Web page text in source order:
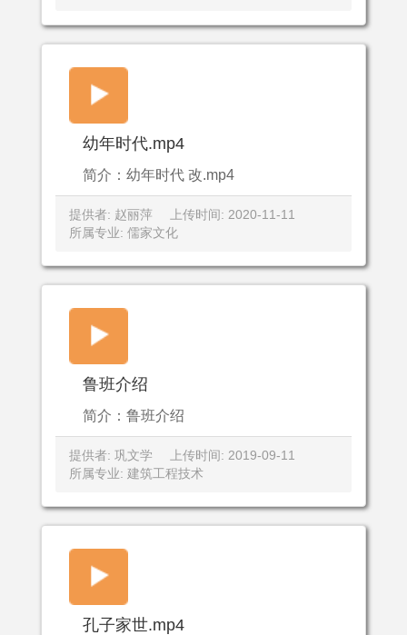
幼年时代.mp4
简介：幼年时代 改.mp4
提供者: 赵丽萍
上传时间: 2020-11-11
所属专业: 儒家文化
鲁班介绍
简介：鲁班介绍
提供者: 巩文学
上传时间: 2019-09-11
所属专业: 建筑工程技术
孔子家世.mp4